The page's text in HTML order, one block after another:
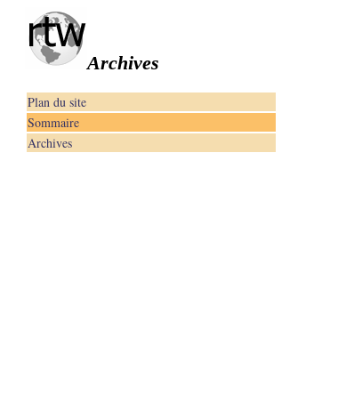
Archives
Plan du site
Sommaire
Archives